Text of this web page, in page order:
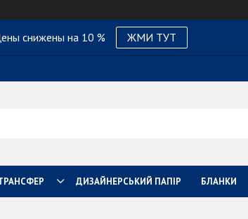
снижены на 10 % ЖМИ ТУТ
ДИЗАЙНЕРСЬКИЙ ПАПІР БЛАНКИ